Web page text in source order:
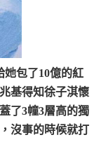
她包了10億的紅
基得知徐子淇懷
了3幢3層高的獨
沒事的時候就打